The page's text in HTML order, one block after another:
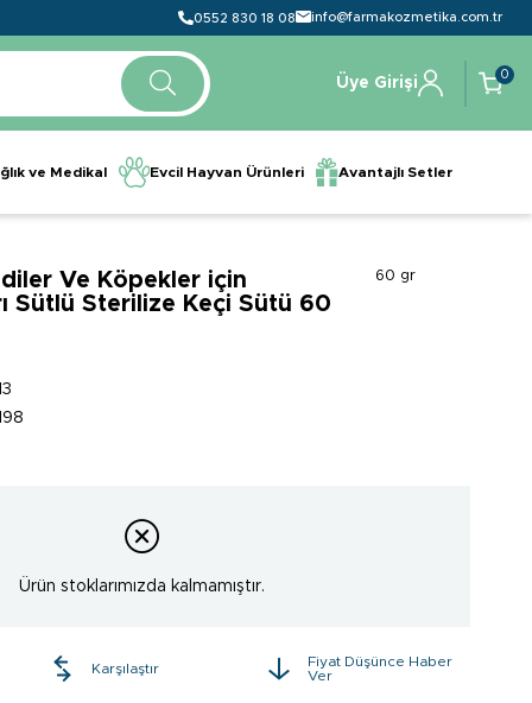
0552 830 18 08 info@farmakozmetika.com.tr
Üye Girişi
0
ve Medikal Evcil Hayvan Ürünleri Avantajlı Setler
60 gr
Ve Köpekler için
Sütlü Sterilize Keçi Sütü 60
Ürün stoklarımızda kalmamıştır.
Karşılaştır
Fiyat Düşünce Haber
Ver